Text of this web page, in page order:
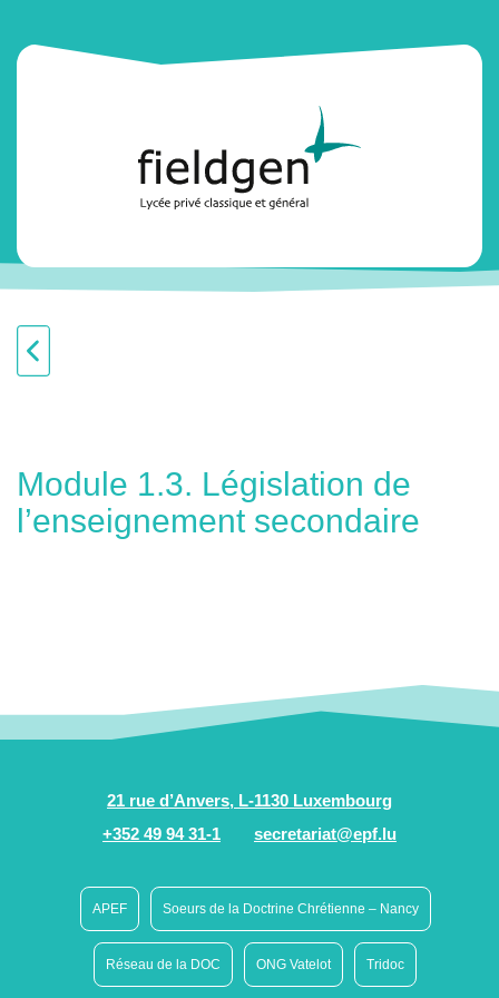
Module 1.3. Législation de
l’enseignement secondaire
21 rue d’Anvers, L-1130 Luxembourg
+352 49 94 31-1
secretariat@epf.lu
APEF Soeurs de la Doctrine Chrétienne – Nancy
Réseau de la DOC ONG Vatelot Tridoc